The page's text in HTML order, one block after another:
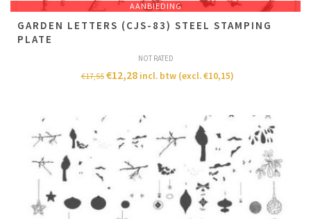
AANBIEDING
GARDEN LETTERS (CJS-83) STEEL STAMPING
PLATE
NOT RATED
€17,55 €12,28 incl. btw (excl.€10,15)